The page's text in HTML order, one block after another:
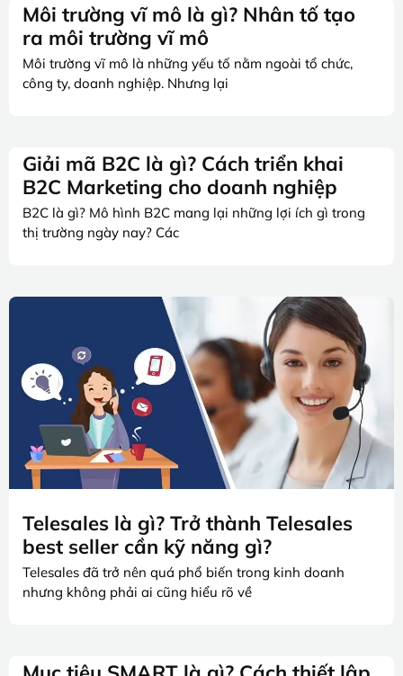
Môi trường vĩ mô là gì? Nhân tố tạo
ra môi trường vĩ mô
Môi trường vĩ mô là những yếu tố nằm ngoài tổ chức,
công ty, doanh nghiệp. Nhưng lại
Giải mã B2C là gì? Cách triển khai
B2C Marketing cho doanh nghiệp
B2C là gì? Mô hình B2C mang lại những lợi ích gì trong
thị trường ngày nay? Các
Telesales là gì? Trở thành Telesales
best seller cần kỹ năng gì?
Telesales đã trở nên quá phổ biến trong kinh doanh
nhưng không phải ai cũng hiểu rõ về